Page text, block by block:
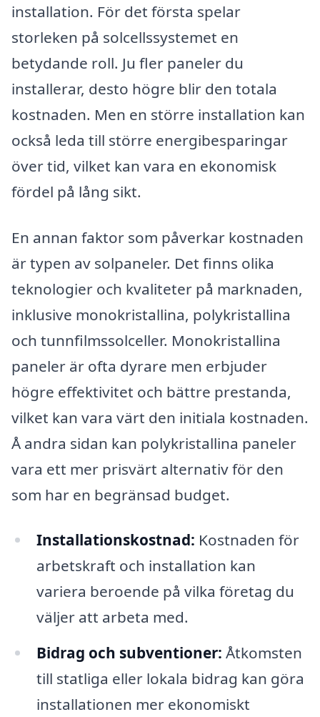
installation. För det första spelar
storleken på solcellssystemet en
betydande roll. Ju fler paneler du
installerar, desto högre blir den totala
kostnaden. Men en större installation kan
också leda till större energibesparingar
över tid, vilket kan vara en ekonomisk
fördel på lång sikt.
En annan faktor som påverkar kostnaden
är typen av solpaneler. Det finns olika
teknologier och kvaliteter på marknaden,
inklusive monokristallina, polykristallina
och tunnfilmssolceller. Monokristallina
paneler är ofta dyrare men erbjuder
högre effektivitet och bättre prestanda,
vilket kan vara värt den initiala kostnaden.
Å andra sidan kan polykristallina paneler
vara ett mer prisvärt alternativ för den
som har en begränsad budget.
Installationskostnad: Kostnaden för
arbetskraft och installation kan
variera beroende på vilka företag du
väljer att arbeta med.
Bidrag och subventioner: Åtkomsten
till statliga eller lokala bidrag kan göra
installationen mer ekonomiskt